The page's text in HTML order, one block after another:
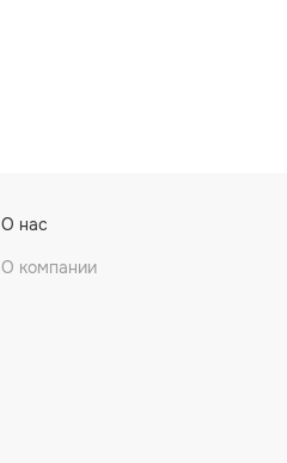
О нас
О компании